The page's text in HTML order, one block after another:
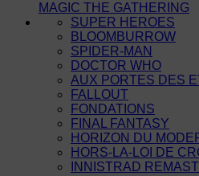
MAGIC THE GATHERING
SUPER HEROES
BLOOMBURROW
SPIDER-MAN
DOCTOR WHO
AUX PORTES DES
FALLOUT
FONDATIONS
FINAL FANTASY
HORIZON DU
HORS-LA-LOI DE
INNISTRAD